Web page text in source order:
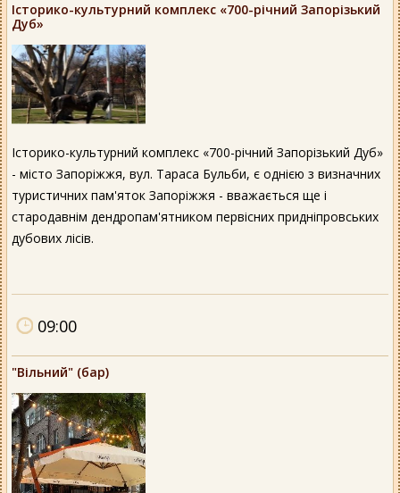
Історико-культурний комплекс «700-річний Запорізький
Дуб»
Історико-культурний комплекс «700-річний Запорізький Дуб»
- місто Запоріжжя, вул. Тараса Бульби, є однією з визначних
туристичних пам'яток Запоріжжя - вважається ще і
стародавнім дендропам'ятником первісних придніпровських
дубових лісів.
09:00
"Вільний" (бар)